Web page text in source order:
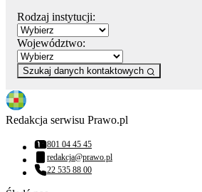
Rodzaj instytucji:
Województwo:
Szukaj danych kontaktowych
Redakcja serwisu Prawo.pl
Numer telefonu:
801 04 45 45
Adres email:
redakcja@prawo.pl
Numer telefonu:
22 535 88 00